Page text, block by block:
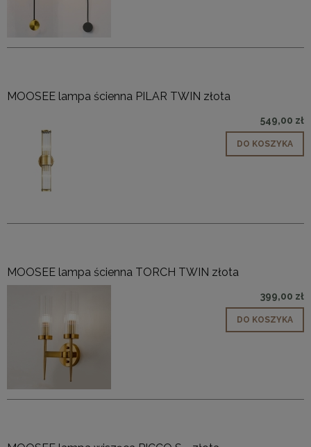
MOOSEE lampa ścienna PILAR TWIN złota
549,00 zł
DO KOSZYKA
MOOSEE lampa ścienna TORCH TWIN złota
399,00 zł
DO KOSZYKA